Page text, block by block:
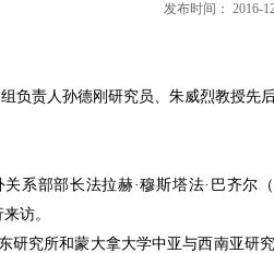
发布时间： 2016-
负责人孙德刚研究员、朱威烈教授先
关系部部长法拉赫·穆斯塔法· 巴齐尔（
访。
研究所和蒙大拿大学中亚与西南亚研